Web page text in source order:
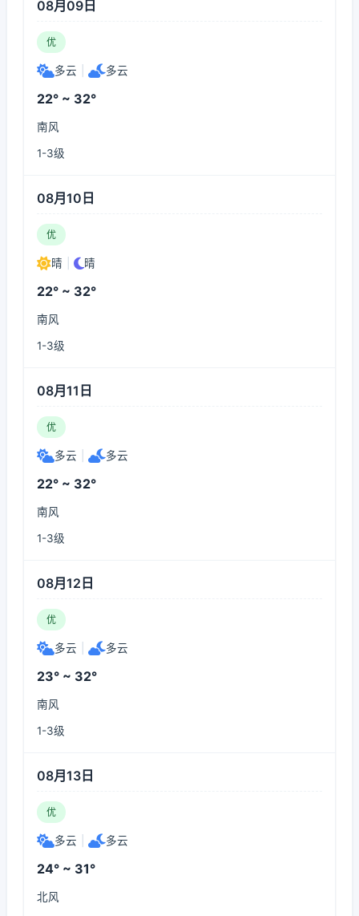
08月09日
优
多云 多云
22° ~ 32°
南风
1-3级
08月10日
优
晴 晴
22° ~ 32°
南风
1-3级
08月11日
优
多云 多云
22° ~ 32°
南风
1-3级
08月12日
优
多云 多云
23° ~ 32°
南风
1-3级
08月13日
优
多云 多云
24° ~ 31°
北风